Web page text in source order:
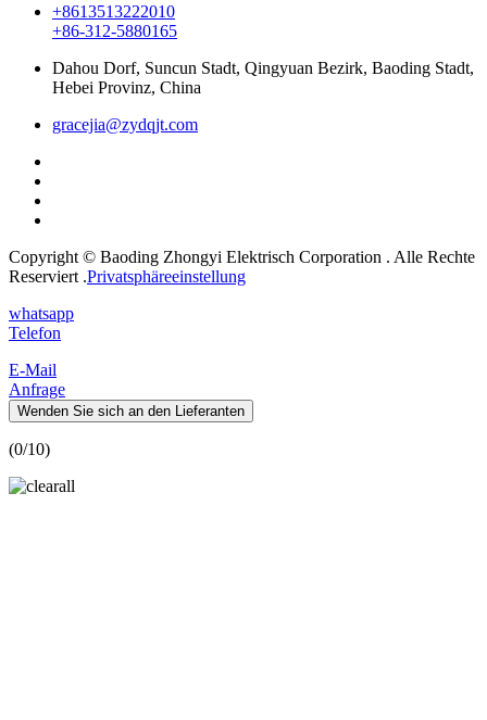
+8613513222010
+86-312-5880165
Dahou Dorf, Suncun Stadt, Qingyuan Bezirk, Baoding Stadt,
Hebei Provinz, China
gracejia@zydqjt.com
Copyright © Baoding Zhongyi Elektrisch Corporation . Alle Rechte
Reserviert .Privatsphäreeinstellung
whatsapp
Telefon
E-Mail
Anfrage
Wenden Sie sich an den Lieferanten
(0/10)